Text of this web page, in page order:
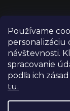
Používame
personalizáciu
návštevnosti.
spracovanie
podľa ich
tu.
Copyright